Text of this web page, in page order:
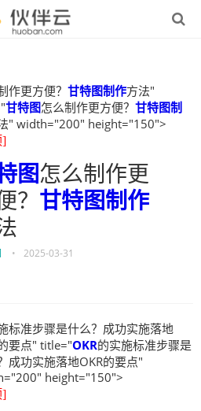
作更方便？ 甘特图制作方法"
甘特图怎么制作更方便？ 甘特图制
" width="200" height="150">
]
图怎么制作更
？ 甘特图制作
• 2025-03-31
标准步骤是什么？成功实施落地
要点" title="OKR的实施标准步骤是
成功实施落地OKR的要点"
height="150">
]